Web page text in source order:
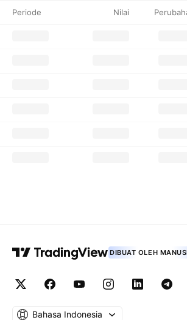
Periode Nilai
DIBUAT OLEH
Bahasa Indonesia